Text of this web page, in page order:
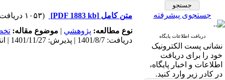
جستجوی پیشرفته
دریافت اطلاعات پایگاه
نشانی پست الکترونیک
خود را برای دریافت
اطلاعات و اخبار پایگاه،
در کادر زیر وارد کنید.
متن کامل [PDF 1883 kb]
(۱۰۵۳ دریافت)
نوع مطالعه: پژوهشي | موضوع مقاله:
دریافت: 1401/8/7 | پذیرش: 1401/11/27 | انتشار: 1402/11/7